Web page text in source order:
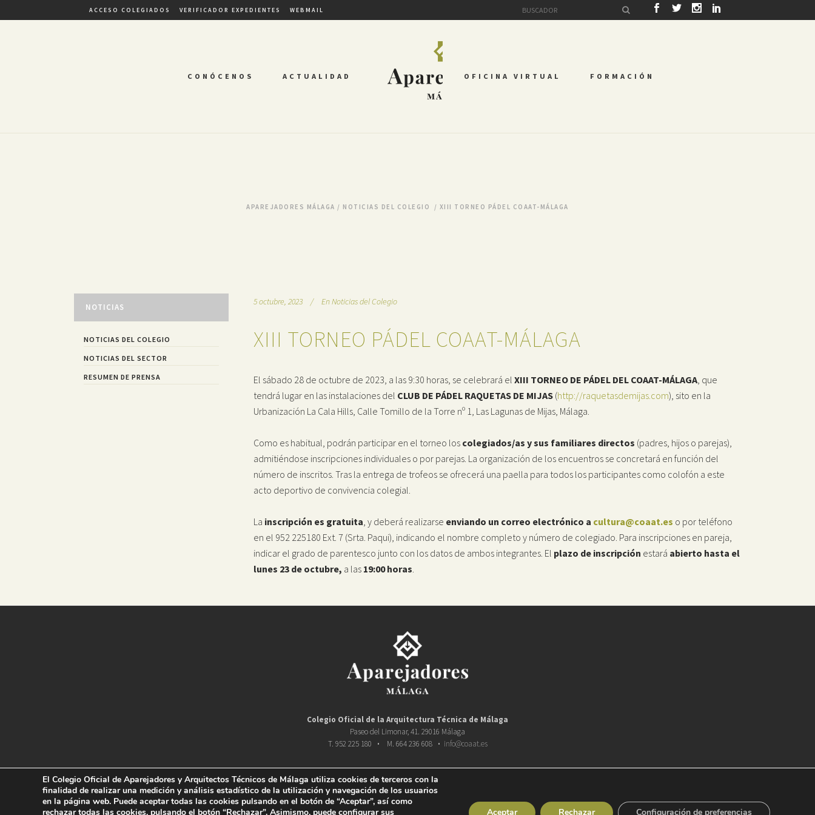
ACCESO COLEGIADOS VERIFICADOR EXPEDIENTES WEBMAIL
CONÓCENOS ACTUALIDAD OFICINA VIRTUAL FORMACIÓN
APAREJADORES MÁLAGA / NOTICIAS DEL COLEGIO / XIII TORNEO PÁDEL COAAT-MÁLAGA
NOTICIAS
NOTICIAS DEL COLEGIO
NOTICIAS DEL SECTOR
RESUMEN DE PRENSA
5 octubre, 2023 EnNoticias del Colegio
XIII TORNEO PÁDEL COAAT-MÁLAGA
El sábado 28 de octubre de 2023, a las 9:30 horas, se celebrará el XIII TORNEO DE PÁDEL DEL COAAT-MÁLAGA, que
tendrá lugar en las instalaciones del CLUB DE PÁDEL RAQUETAS DE MIJAS (http://raquetasdemijas.com), sito en la
Urbanización La Cala Hills, Calle Tomillo de la Torre nº 1, Las Lagunas de Mijas, Málaga.
Como es habitual, podrán participar en el torneo los colegiados/as y sus familiares directos (padres, hijos o parejas),
admitiéndose inscripciones individuales o por parejas. La organización de los encuentros se concretará en función del
número de inscritos. Tras la entrega de trofeos se ofrecerá una paella para todos los participantes como colofón a este
acto deportivo de convivencia colegial.
La inscripción es gratuita, y deberá realizarse enviando un correo electrónico a cultura@coaat.es o por teléfono
en el 952 225180 Ext. 7 (Srta. Paqui), indicando el nombre completo y número de colegiado. Para inscripciones en pareja,
indicar el grado de parentesco junto con los datos de ambos integrantes. El plazo de inscripción estará abierto hasta el
lunes 23 de octubre, a las 19:00 horas.
Colegio Oficial de la Arquitectura Técnica de Málaga
Paseo del Limonar, 41. 29016 Málaga
T. 952 225 180
· M. 664 236 608 · info@coaat.es
El Colegio Oficial de Aparejadores y Arquitectos Técnicos de Málaga utiliza cookies de terceros con la
finalidad de realizar una medición y análisis estadístico de la utilización y navegación de los usuarios
en la página web. Puede aceptar todas las cookies pulsando en el botón de “Aceptar”, así como
rechazar todas las cookies, pulsando el botón “Rechazar”. Asimismo, puede configurar sus
Aceptar Rechazar Configuración de preferencias